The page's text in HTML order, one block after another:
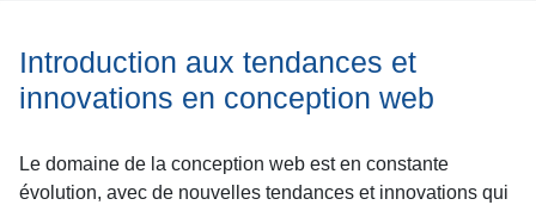
Introduction aux tendances et
innovations en conception web
Le domaine de la conception web est en constante
évolution, avec de nouvelles tendances et innovations qui